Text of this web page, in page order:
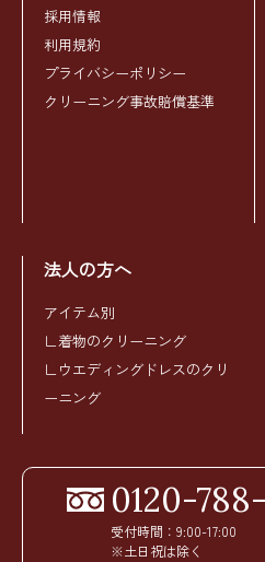
採用情報
利用規約
プライバシーポリシー
クリーニング事故賠償基準
法人の方へ
アイテム別
∟着物のクリーニング
∟ウエディングドレスのクリ
ーニング
0120-
受付時間：9:00-17:00
※土日祝は除く